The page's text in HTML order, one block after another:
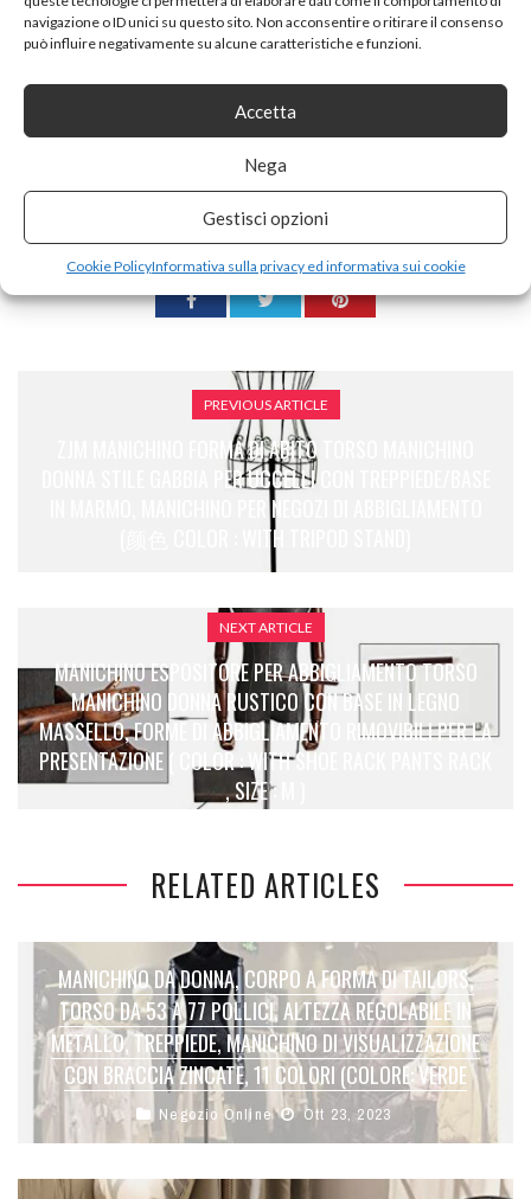
navigazione o ID unici su questo sito. Non acconsentire o ritirare il consenso
può influire negativamente su alcune caratteristiche e funzioni.
Accetta
Nega
Gestisci opzioni
Cookie PolicyInformativa sulla privacy ed informativa sui cookie
Tags: Arms Base Busto Color
con
SHARE ON
PREVIOUS ARTICLE
ZJM MANICHINO FORMA DI ABITO TORSO MANICHINO
DONNA STILE GABBIA PER UCCELLI CON TREPPIEDE/BASE
IN MARMO, MANICHINO PER NEGOZI DI ABBIGLIAMENTO
(颜色 COLOR : WITH TRIPOD STAND)
NEXT ARTICLE
MANICHINO ESPOSITORE PER ABBIGLIAMENTO TORSO
MANICHINO DONNA RUSTICO CON BASE IN LEGNO
MASSELLO, FORME DI ABBIGLIAMENTO RIMOVIBILI PER LA
PRESENTAZIONE ( COLOR : WITH SHOE RACK PANTS RACK
, SIZE : M )
RELATED ARTICLES
MANICHINO DA DONNA, CORPO A FORMA DI TAILORS,
TORSO DA 53 A 77 POLLICI, ALTEZZA REGOLABILE IN
METALLO, TREPPIEDE, MANICHINO DI VISUALIZZAZIONE
CON BRACCIA ZINCATE, 11 COLORI (COLORE: VERDE
Negozio Online Ott 23, 2023